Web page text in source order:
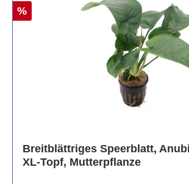
%
Breitblättriges Speerblatt,
XL-Topf, Mutterpflanze